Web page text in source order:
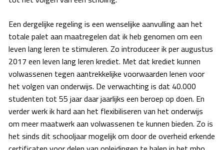
Een dergelijke regeling is een wenselijke aanvulling aan het
totale palet aan maatregelen dat ik heb genomen om een
leven lang leren te stimuleren. Zo introduceer ik per augustus
2017 een leven lang leren krediet. Met dat krediet kunnen
volwassenen tegen aantrekkelijke voorwaarden lenen voor
het volgen van onderwijs. De verwachting is dat 40.000
studenten tot 55 jaar daar jaarlijks een beroep op doen. En
verder werk ik hard aan het flexibiliseren van het onderwijs
om meer maatwerk aan volwassenen te kunnen bieden. Zo is
het sinds dit schooljaar mogelijk om door de overheid erkende